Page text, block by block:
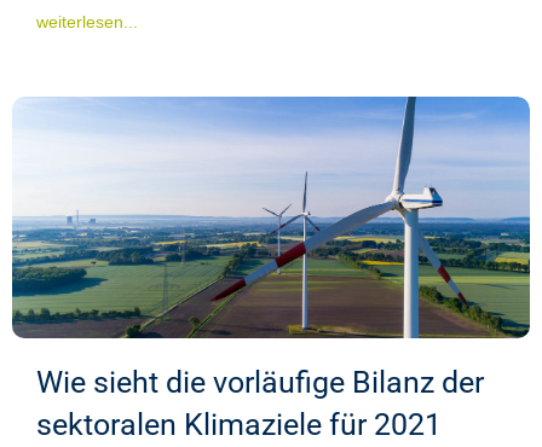
weiterlesen...
Wie sieht die vorläufige Bilanz der
sektoralen Klimaziele für 2021